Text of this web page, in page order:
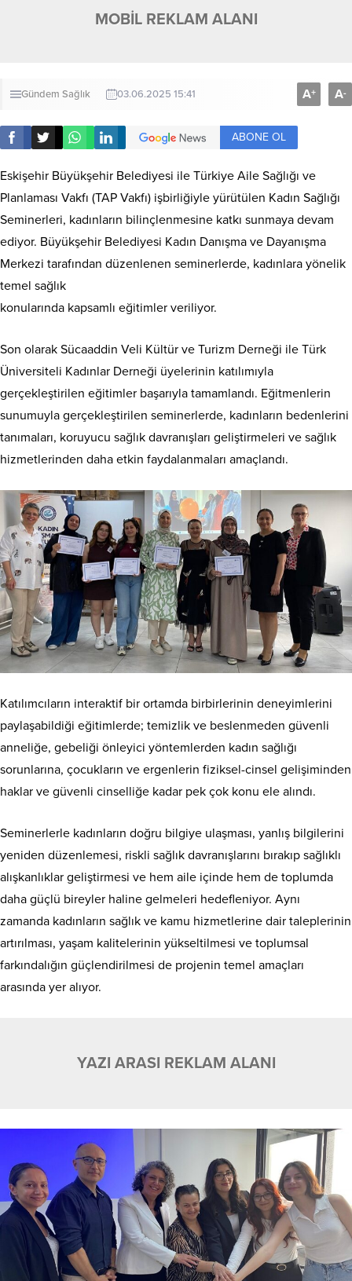
MOBİL REKLAM ALANI
Gündem Sağlık 03.06.2025 15:41 A+ A-
ABONE OL
Eskişehir Büyükşehir Belediyesi ile Türkiye Aile Sağlığı ve
Planlaması Vakfı (TAP Vakfı) işbirliğiyle yürütülen Kadın Sağlığı
Seminerleri, kadınların bilinçlenmesine katkı sunmaya devam
ediyor. Büyükşehir Belediyesi Kadın Danışma ve Dayanışma
Merkezi tarafından düzenlenen seminerlerde, kadınlara yönelik
temel sağlık
konularında kapsamlı eğitimler veriliyor.
Son olarak Sücaaddin Veli Kültür ve Turizm Derneği ile Türk
Üniversiteli Kadınlar Derneği üyelerinin katılımıyla
gerçekleştirilen eğitimler başarıyla tamamlandı. Eğitmenlerin
sunumuyla gerçekleştirilen seminerlerde, kadınların bedenlerini
tanımaları, koruyucu sağlık davranışları geliştirmeleri ve sağlık
hizmetlerinden daha etkin faydalanmaları amaçlandı.
Katılımcıların interaktif bir ortamda birbirlerinin deneyimlerini
paylaşabildiği eğitimlerde; temizlik ve beslenmeden güvenli
anneliğe, gebeliği önleyici yöntemlerden kadın sağlığı
sorunlarına, çocukların ve ergenlerin fiziksel-cinsel gelişiminden
haklar ve güvenli cinselliğe kadar pek çok konu ele alındı.
Seminerlerle kadınların doğru bilgiye ulaşması, yanlış bilgilerini
yeniden düzenlemesi, riskli sağlık davranışlarını bırakıp sağlıklı
alışkanlıklar geliştirmesi ve hem aile içinde hem de toplumda
daha güçlü bireyler haline gelmeleri hedefleniyor. Aynı
zamanda kadınların sağlık ve kamu hizmetlerine dair taleplerinin
artırılması, yaşam kalitelerinin yükseltilmesi ve toplumsal
farkındalığın güçlendirilmesi de projenin temel amaçları
arasında yer alıyor.
YAZI ARASI REKLAM ALANI